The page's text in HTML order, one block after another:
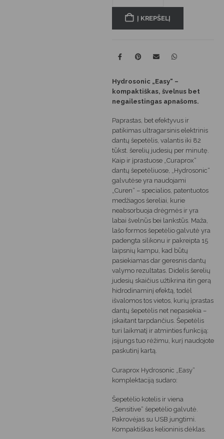
Į KREPŠELĮ
Hydrosonic „Easy“ –
kompaktiškas, švelnus bet
negailestingas apnašoms.
Paprastas, bet efektyvus ir
patikimas ultragarsinis elektrinis
dantų šepetėlis, valantis iki 82
tūkst. šerelių judesių per minutę.
Kaip ir įprastuose „Curaprox“
dantų šepetėliuose, „Hydrosonic“
galvutėse yra naudojami
„Curen“ – specialios, patentuotos
medžiagos šereliai, kurie
neabsorbuoja drėgmės ir yra
labai švelnūs bei lankstūs. Maža,
lašo formos šepetėlio galvutė yra
padengta silikonu ir pakreipta 15
laipsnių kampu, kad būtų
pasiekiamas dar geresnis dantų
valymo rezultatas. Didelis šerelių
judesių skaičius užtikrina itin gerą
hidrodinaminį efektą, todėl
išvalomos tos vietos, kurių įprastas
dantų šepetėlis net nepasiekia –
įskaitant tarpdančius. Šepetėlis
turi laikmatį ir atminties funkciją:
įsijungs tuo rėžimu, kurį naudojote
paskutinį kartą.
Curaprox Hydrosonic „Easy“
komplektaciją sudaro:
Šepetėlio kotelis ir viena
„Sensitive“ šepetėlio galvutė.
Pakrovėjas su USB jungtimi.
Kompaktiškas kelioninis dėklas.